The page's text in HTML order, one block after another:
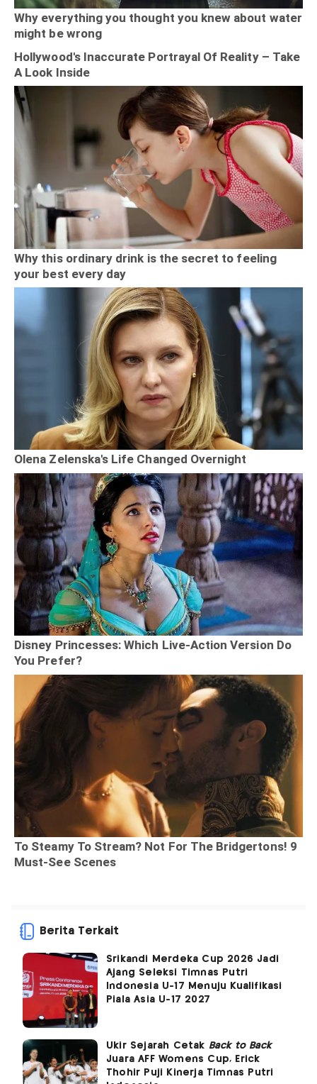
Berita Terkait
Srikandi Merdeka Cup 2026 Jadi
Ajang Seleksi Timnas Putri
Indonesia U-17 Menuju Kualifikasi
Piala Asia U-17 2027
Ukir Sejarah Cetak Back to Back
Juara AFF Womens Cup, Erick
Thohir Puji Kinerja Timnas Putri